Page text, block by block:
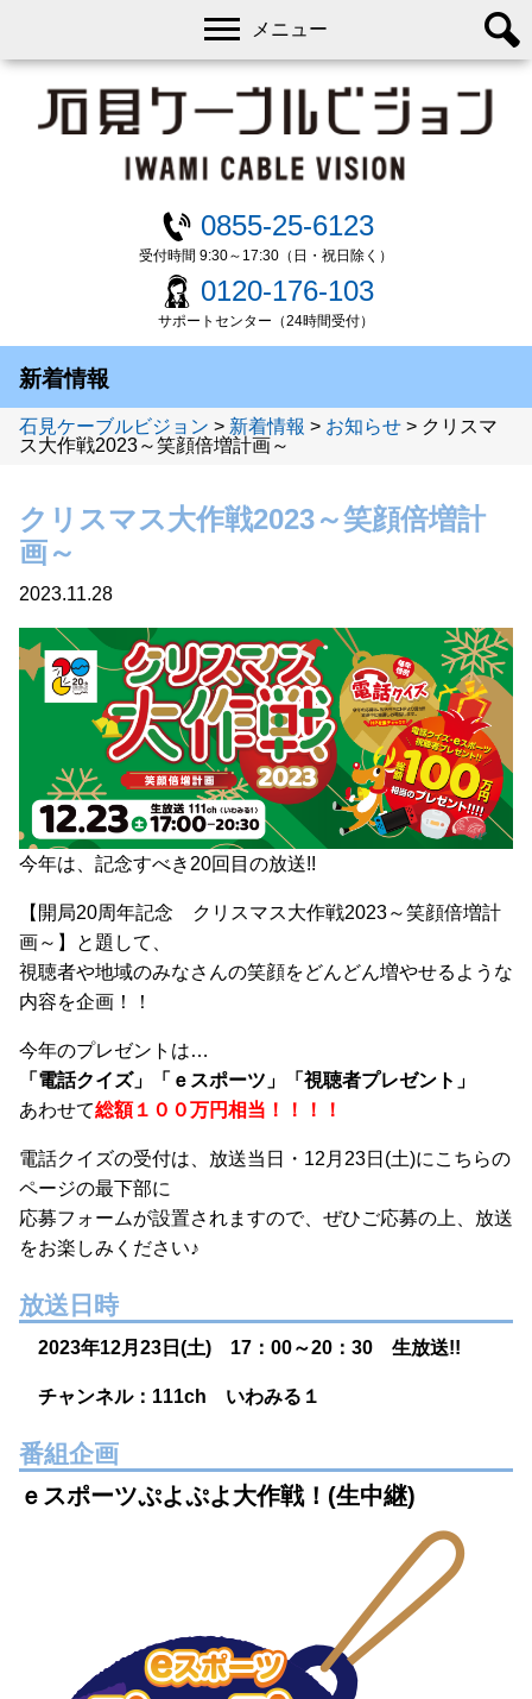
0855-25-6123
受付時間 9:30～17:30（日・祝日除く）
0120-176-103
サポートセンター（24時間受付）
メニュー
新着情報
石見ケーブルビジョン > 新着情報 > お知らせ > クリスマ
ス大作戦2023～笑顔倍増計画～
クリスマス大作戦2023～笑顔倍増計
画～
2023.11.28
今年は、記念すべき20回目の放送!!
【開局20周年記念 クリスマス大作戦2023～笑顔倍増計
画～】と題して、
視聴者や地域のみなさんの笑顔をどんどん増やせるような
内容を企画！！
今年のプレゼントは…
「電話クイズ」「ｅスポーツ」「視聴者プレゼント」
あわせて総額１００万円相当！！！！
電話クイズの受付は、放送当日・12月23日(土)にこちらの
ページの最下部に
応募フォームが設置されますので、ぜひご応募の上、放送
をお楽しみください♪
放送日時
2023年12月23日(土) 17：00～20：30 生放送!!
チャンネル：111ch いわみる１
番組企画
ｅスポーツぷよぷよ大作戦！(生中継)